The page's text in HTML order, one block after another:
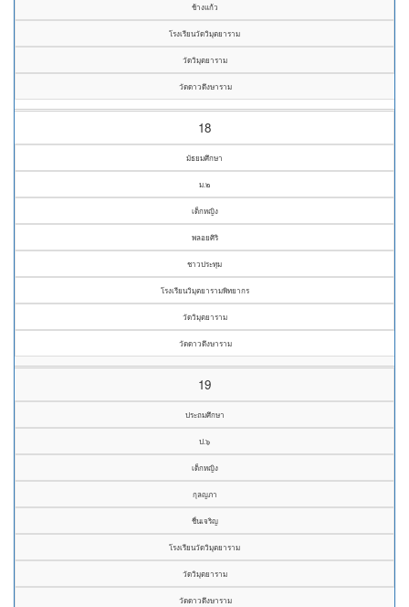
ช้างแก้ว
โรงเรียนวัดวิมุตยาราม
วัดวิมุตยาราม
วัดดาวดึงษาราม
18
มัธยมศึกษา
ม.๒
เด็กหญิง
พลอยศิริ
ชาวประทุม
โรงเรียนวิมุตยารามพิทยากร
วัดวิมุตยาราม
วัดดาวดึงษาราม
19
ประถมศึกษา
ป.๖
เด็กหญิง
กุลญภา
ชื่นเจริญ
โรงเรียนวัดวิมุตยาราม
วัดวิมุตยาราม
วัดดาวดึงษาราม